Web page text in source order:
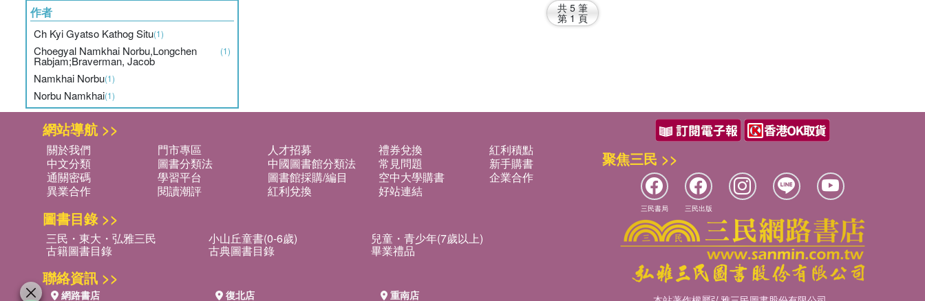
作者
Ch Kyi Gyatso Kathog Situ(1)
Choegyal Namkhai Norbu,Longchen
Rabjam;Braverman, Jacob
(1)
Namkhai Norbu(1)
Norbu Namkhai(1)
共 5 筆
第 1 頁
網站導航 >>
關於我們 門市專區 人才招募 禮券兌換
紅利積點
中文分類
圖書分類法 中國圖書館分類法 常見問題
新手購書
通關密碼
學習平台 圖書館採購/編目 空中大學購書
企業合作
異業合作
閱讀潮評 紅利兌換 好站連結
圖書目錄 >>
三民・東大・弘雅三民 小山丘童書(0-6歲) 兒童・青少年(7歲以上)
古籍圖書目錄 古典圖書目錄 畢業禮品
聯絡資訊 >>
網路書店 復北店 重南店
聚焦三民 >>
三民書局 三民出版